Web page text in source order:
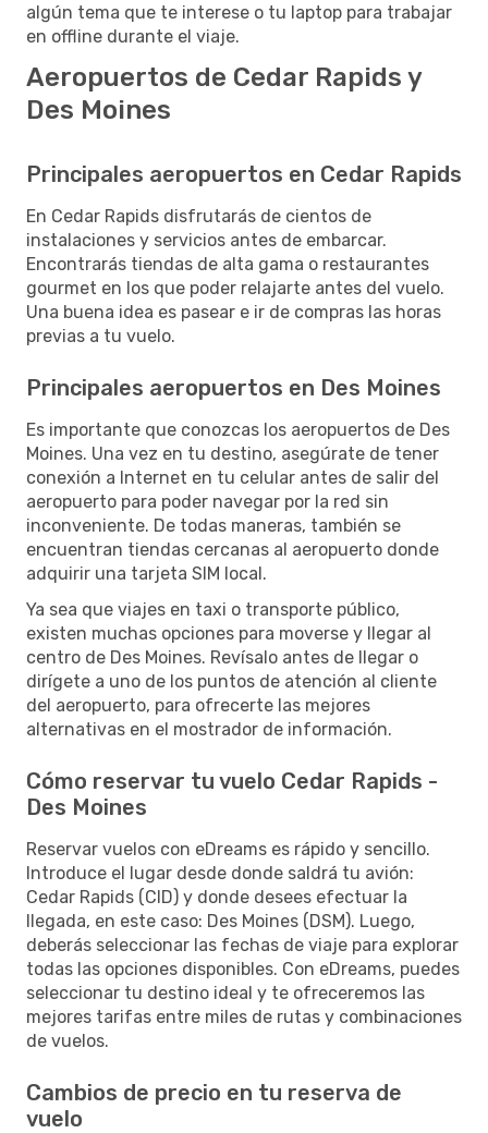
algún tema que te interese o tu laptop para trabajar
en offline durante el viaje.
Aeropuertos de Cedar Rapids y
Des Moines
Principales aeropuertos en Cedar Rapids
En Cedar Rapids disfrutarás de cientos de
instalaciones y servicios antes de embarcar.
Encontrarás tiendas de alta gama o restaurantes
gourmet en los que poder relajarte antes del vuelo.
Una buena idea es pasear e ir de compras las horas
previas a tu vuelo.
Principales aeropuertos en Des Moines
Es importante que conozcas los aeropuertos de Des
Moines. Una vez en tu destino, asegúrate de tener
conexión a Internet en tu celular antes de salir del
aeropuerto para poder navegar por la red sin
inconveniente. De todas maneras, también se
encuentran tiendas cercanas al aeropuerto donde
adquirir una tarjeta SIM local.
Ya sea que viajes en taxi o transporte público,
existen muchas opciones para moverse y llegar al
centro de Des Moines. Revísalo antes de llegar o
dirígete a uno de los puntos de atención al cliente
del aeropuerto, para ofrecerte las mejores
alternativas en el mostrador de información.
Cómo reservar tu vuelo Cedar Rapids -
Des Moines
Reservar vuelos con eDreams es rápido y sencillo.
Introduce el lugar desde donde saldrá tu avión:
Cedar Rapids (CID) y donde desees efectuar la
llegada, en este caso: Des Moines (DSM). Luego,
deberás seleccionar las fechas de viaje para explorar
todas las opciones disponibles. Con eDreams, puedes
seleccionar tu destino ideal y te ofreceremos las
mejores tarifas entre miles de rutas y combinaciones
de vuelos.
Cambios de precio en tu reserva de
vuelo